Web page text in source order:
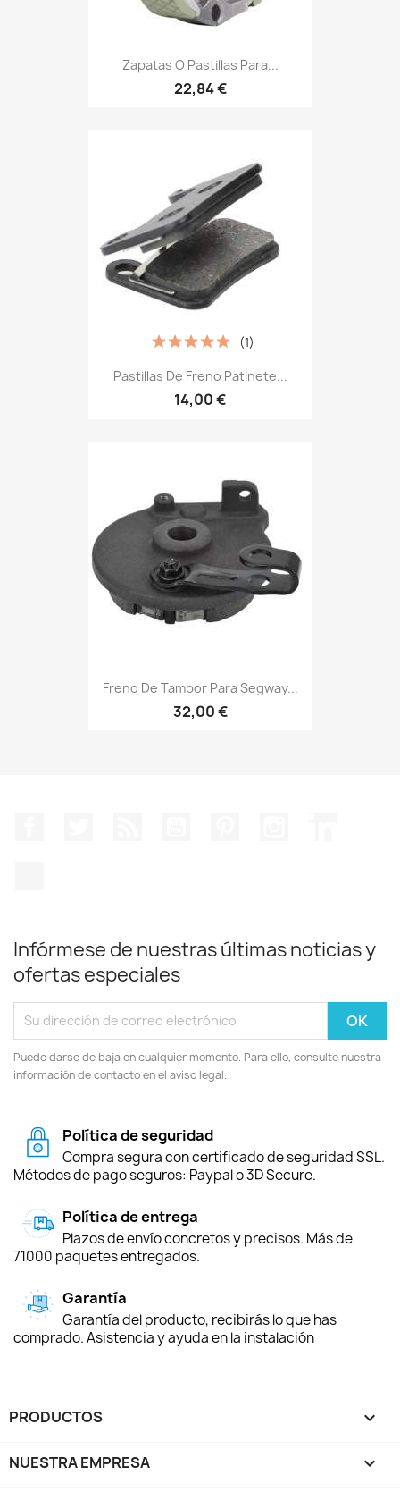
Zapatas O Pastillas Para...
22,84 €
Pastillas De Freno Patinete...
14,00 €
(1)
Freno De Tambor Para Segway...
32,00 €
Infórmese de nuestras últimas noticias y
ofertas especiales
Puede darse de baja en cualquier momento. Para ello, consulte nuestra
información de contacto en el aviso legal.
Política de seguridad
Compra segura con certificado de seguridad SSL.
Métodos de pago seguros: Paypal o 3D Secure.
Política de entrega
Plazos de envío concretos y precisos. Más de
71000 paquetes entregados.
Garantía
Garantía del producto, recibirás lo que has
comprado. Asistencia y ayuda en la instalación
PRODUCTOS 
NUESTRA EMPRESA 